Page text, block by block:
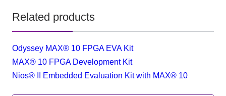
Related products
Odyssey MAX® 10 FPGA EVA Kit
MAX® 10 FPGA Development Kit
Nios® II Embedded Evaluation Kit with MAX® 10